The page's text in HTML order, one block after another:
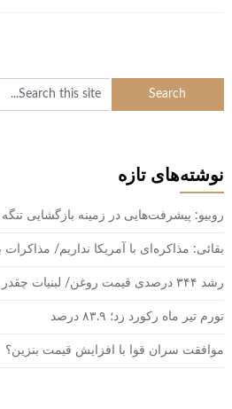
نوشته‌های تازه
روبیو: پیشرفت‌هایی در زمینه بازگشایی
بقائی: مذاکره‌ای با آمریکا نداریم/ مذاکرات
رشد ۳۴۴ درصدی قیمت روغن/ لبنیات چقدر گران شد؟
تورم تیر ماه رکورد زد؛ ۸۳.۹ درصد
موافقت سران قوا با افزایش قیمت بنزین؟